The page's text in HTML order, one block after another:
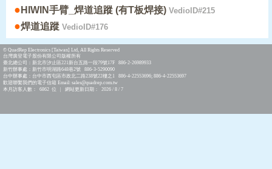
● HIWIN手臂_焊道追蹤 (有T板焊接) VedioID#215
●焊道追蹤 VedioID#176
© QuadRep Electronics [Taiwan] Ltd, All Rights Reserved
台灣廣登電子股份有限公司版權所有
臺北總公司：新北市汐止區221新台五路一段79號17F 886-2-26989933
新竹辦事處：新竹市明湖路648巷2號 886-3-5290090
台中辦事處：台中市西屯區市政北二路238號22樓之1 886-4-22553696; 886-4-22553697
歡迎聯繫我們的電子信箱 Email: sales@quadrep.com.tw
本月訪客人數： 6862 位 | 網站更新日期： 2026 / 8 / 7